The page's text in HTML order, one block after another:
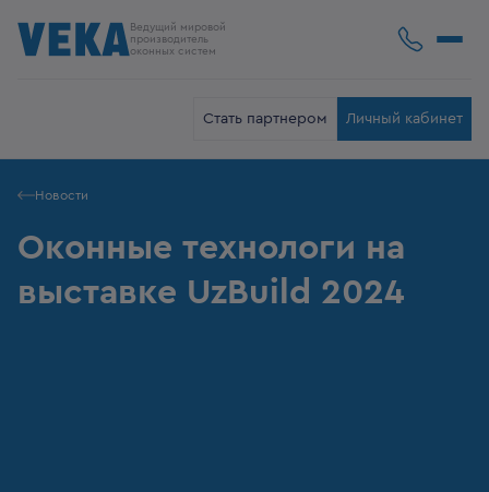
Ведущий мировой
производитель
оконных систем
Стать партнером Личный кабинет
Новости
Оконные технологи на
выставке UzBuild 2024